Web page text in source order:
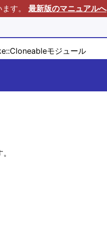
す。 最新版のマニュアルへ
モジュール